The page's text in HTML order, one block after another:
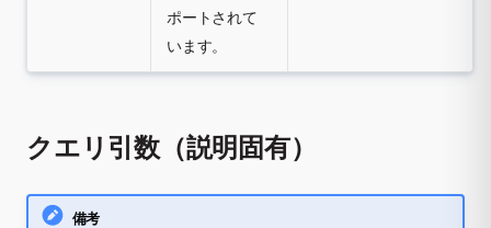
ポートされて
います。
クエリ引数（説明固有）
備考